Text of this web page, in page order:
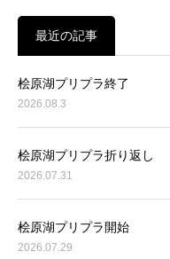
最近の記事
桧原湖プリプラ終了
2026.08.3
桧原湖プリプラ折り返し
2026.07.31
桧原湖プリプラ開始
2026.07.29